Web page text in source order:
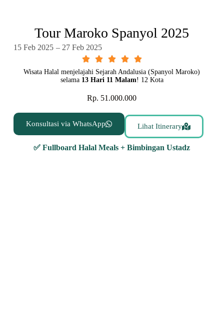
Tour Maroko Spanyol 2025
15 Feb 2025 – 27 Feb 2025
    
Wisata Halal menjelajahi Sejarah Andalusia (Spanyol Maroko)
selama 13 Hari 11 Malam! 12 Kota
Rp. 51.000.000
Konsultasi via WhatsApp Lihat Itinerary
✅ Fullboard Halal Meals + Bimbingan Ustadz